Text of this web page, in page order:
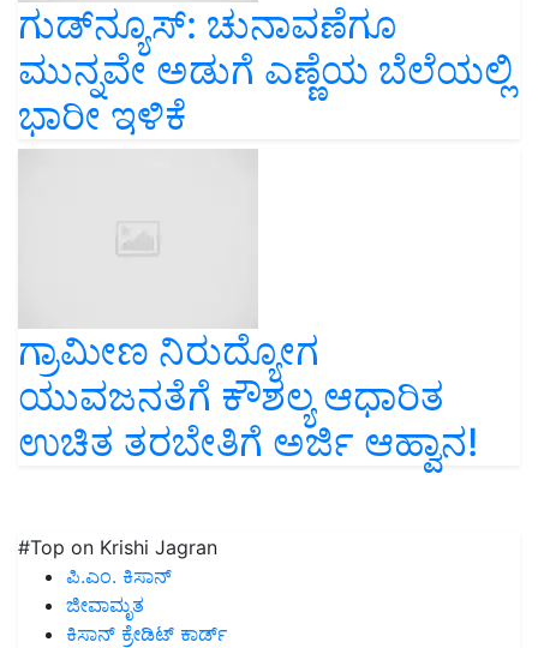
ಗುಡ್‌ನ್ಯೂಸ್‌: ಚುನಾವಣೆಗೂ
ಮುನ್ನವೇ ಅಡುಗೆ ಎಣ್ಣೆಯ ಬೆಲೆಯಲ್ಲಿ
ಭಾರೀ ಇಳಿಕೆ
ಗ್ರಾಮೀಣ ನಿರುದ್ಯೋಗ
ಯುವಜನತೆಗೆ ಕೌಶಲ್ಯ ಆಧಾರಿತ
ಉಚಿತ ತರಬೇತಿಗೆ ಅರ್ಜಿ ಆಹ್ವಾನ!
#Top on Krishi Jagran
ಪಿ.ಎಂ. ಕಿಸಾನ್
ಜೀವಾಮೃತ
ಕಿಸಾನ್ ಕ್ರೇಡಿಟ್ ಕಾರ್ಡ್